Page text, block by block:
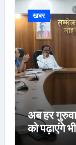
खबर
अब हर
को पढ़ाएंगे भी